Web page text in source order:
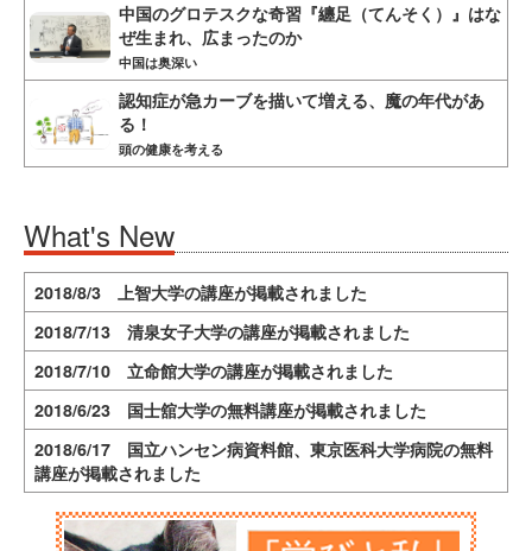
中国のグロテスクな奇習『纏足（てんそく）』はな
ぜ生まれ、広まったのか
中国は奥深い
認知症が急カーブを描いて増える、魔の年代があ
る！
頭の健康を考える
What's New
2018/8/3 上智大学の講座が掲載されました
2018/7/13 清泉女子大学の講座が掲載されました
2018/7/10 立命館大学の講座が掲載されました
2018/6/23 国士舘大学の無料講座が掲載されました
2018/6/17 国立ハンセン病資料館、東京医科大学病院の無料
講座が掲載されました